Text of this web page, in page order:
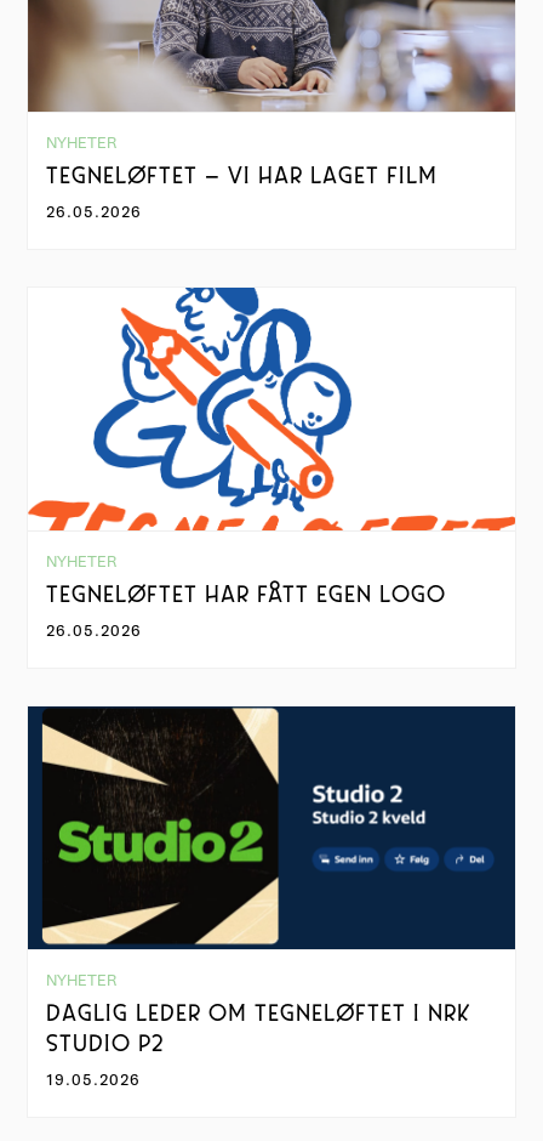
NYHETER
TEGNELØFTET – VI HAR LAGET FILM
26.05.2026
NYHETER
TEGNELØFTET HAR FÅTT EGEN LOGO
26.05.2026
NYHETER
DAGLIG LEDER OM TEGNELØFTET I NRK
STUDIO P2
19.05.2026